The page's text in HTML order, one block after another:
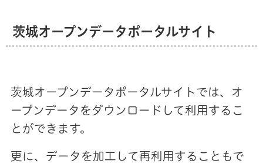
茨城オープンデータポータルサイト
茨城オープンデータポータルサイトでは、オ
ープンデータをダウンロードして利用するこ
とができます。
更に、データを加工して再利用することもで